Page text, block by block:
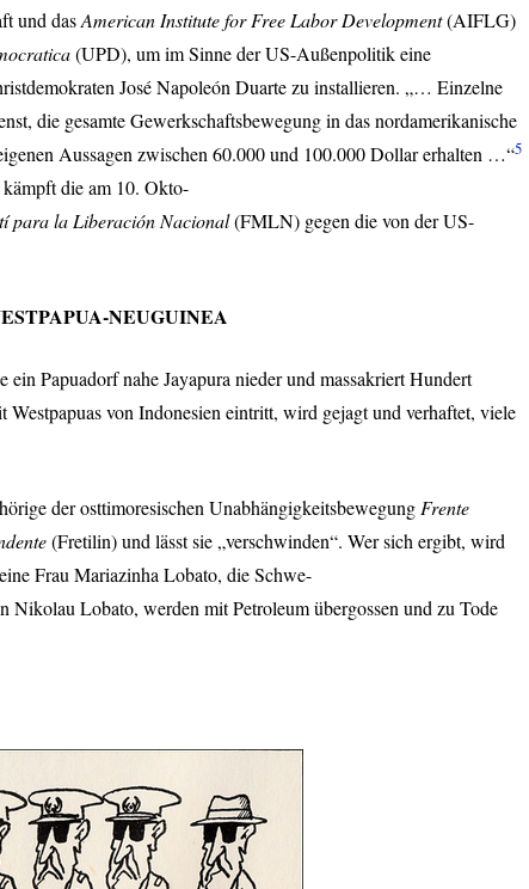
und dasAmerican Institute for Free Labor Development(AIFLG)
(UPD), um im Sinne der US-Außenpolitik eine
José Napoleón Duarte zu installieren. „… Einzelne
die gesamte Gewerkschaftsbewegung in das nordamerikanische
Aussagen zwischen 60.000 und 100.000 Dollar erhalten …“5
die am 10. Okto-
para la Liberación Nacional(FMLN) gegen die von der US-
-NEUGUINEA
Papuadorf nahe Jayapura nieder und massakriert Hundert
von Indonesien eintritt, wird gejagt und verhaftet, viele
der osttimoresischen Unabhängigkeitsbewegung Frente
(Fretilin) und lässt sie „verschwinden“. Wer sich ergibt, wird
Frau Mariazinha Lobato, die Schwe-
Nikolau Lobato, werden mit Petroleum übergossen und zu Tode